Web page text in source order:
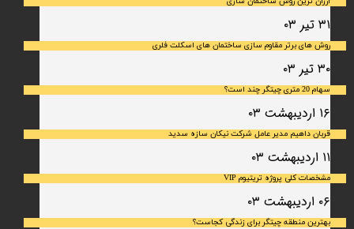
۳۱ تیر ۰۳
روش های برتر مقاوم سازی ساختمان های اسکلت فلری
۳۰ تیر ۰۳
سهام 20 متری چیتگر چند است؟
۱۶ اردیبهشت ۰۳
قربان داهیم مدیر عامل شرکت نیکان سازه سدید
۱۱ اردیبهشت ۰۳
مشخصات کلی پروژه تریتیوم VIP
۰۶ اردیبهشت ۰۳
بهترین منطقه چیتگر برای زندگی کجاست؟